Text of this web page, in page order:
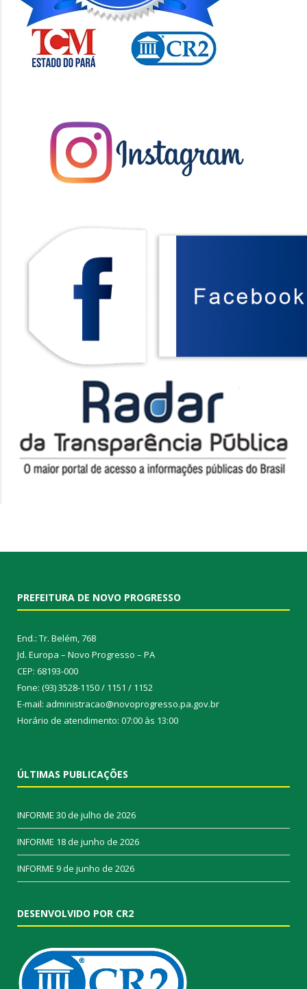
PREFEITURA DE NOVO PROGRESSO
End.: Tr. Belém, 768
Jd. Europa – Novo Progresso – PA
CEP: 68193-000
Fone: (93) 3528-1150 / 1151 / 1152
E-mail: administracao@novoprogresso.pa.gov.br
Horário de atendimento: 07:00 às 13:00
ÚLTIMAS PUBLICAÇÕES
INFORME 30 de julho de 2026
INFORME 18 de junho de 2026
INFORME 9 de junho de 2026
DESENVOLVIDO POR CR2